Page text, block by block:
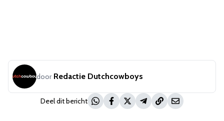
door Redactie Dutchcowboys
Deel dit bericht